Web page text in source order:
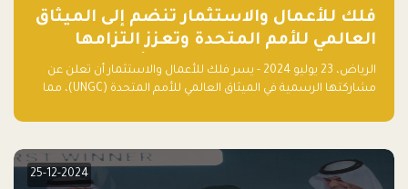
فلك للأعمال والاستثمار تنضم إلى الميثاق
العالمي للأمم المتحدة وتعزز التزامها
بالاستدامة مع مسرعة فلاقشِب: تقنيات
المناخ
الرياض، 23 يوليو 2024 - يسر فلك للأعمال والاستثمار أن تعلن عن
مشاركتها الرسمية في الميثاق العالمي للأمم المتحدة (UNGC)، مما
25-12-2024